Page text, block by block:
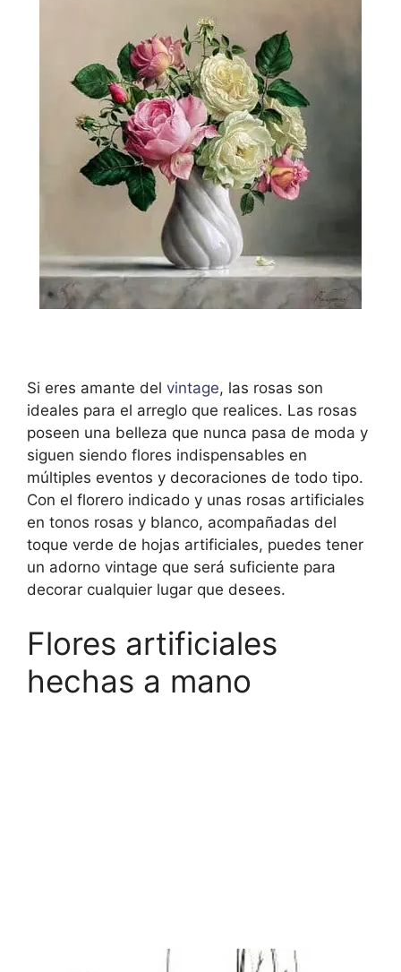
Si eres amante del vintage, las rosas son
ideales para el arreglo que realices. Las rosas
poseen una belleza que nunca pasa de moda y
siguen siendo flores indispensables en
múltiples eventos y decoraciones de todo tipo.
Con el florero indicado y unas rosas artificiales
en tonos rosas y blanco, acompañadas del
toque verde de hojas artificiales, puedes tener
un adorno vintage que será suficiente para
decorar cualquier lugar que desees.
Flores artificiales
hechas a mano